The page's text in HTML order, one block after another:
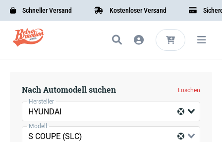
Schneller Versand Kostenloser Versand Sichere
Nach Automodell suchen
Löschen
Hersteller
HYUNDAI
Modell
S COUPE (SLC)